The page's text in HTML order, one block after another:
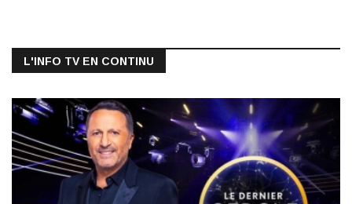
L'INFO TV EN CONTINU